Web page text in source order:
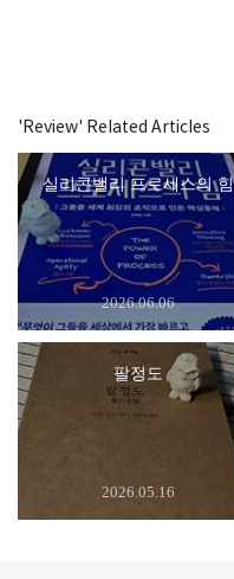
'Review' Related Articles
실리콘밸리 프로세스의 힘
2026.06.06
팔정도
2026.05.16